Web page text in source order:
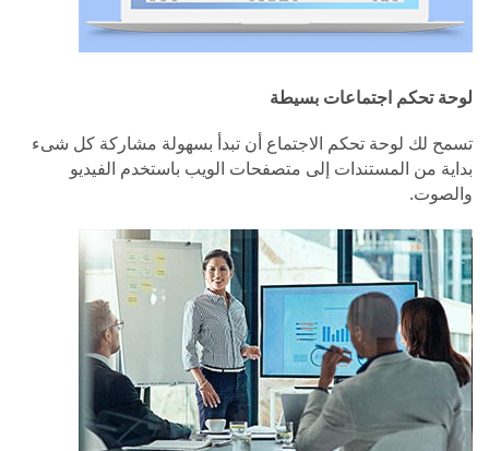
لوحة تحكم اجتماعات بسيطة
تسمح لك لوحة تحكم الاجتماع أن تبدأ بسهولة مشاركة كل شىء
بداية من المستندات إلى متصفحات الويب باستخدم الفيديو
والصوت.